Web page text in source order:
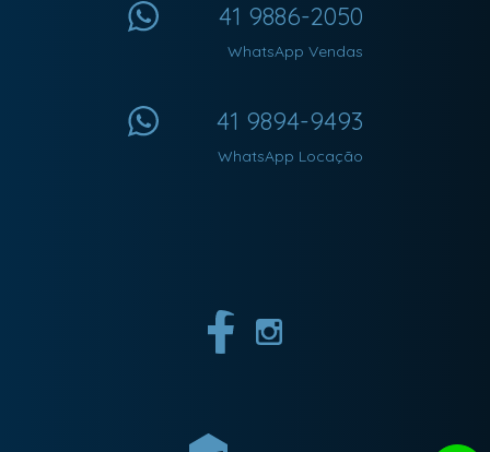
41 9886-2050
WhatsApp Vendas
41 9894-9493
WhatsApp Locação